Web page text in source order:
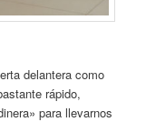
delantera como
rápido,
para llevarnos